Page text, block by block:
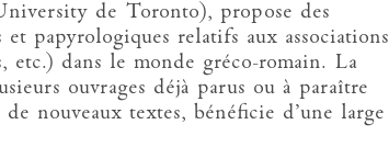
de Toronto), propose des
papyrologiques relatifs aux associations
etc.) dans le monde gréco-romain. La
ouvrages déjà parus ou à paraître
nouveaux textes, bénéficie d’une large